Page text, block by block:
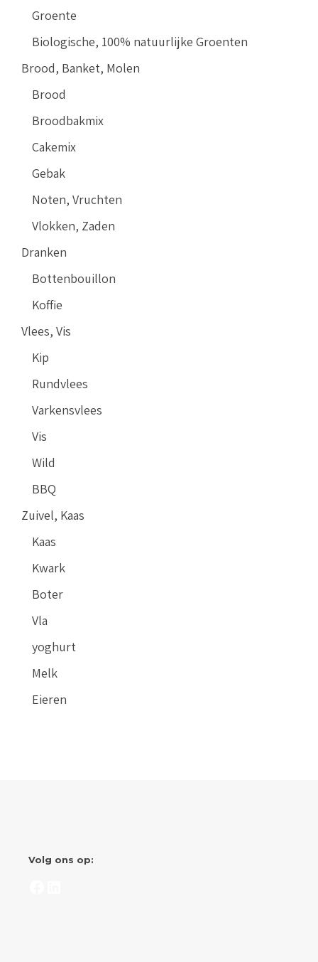
Groente
Biologische, 100% natuurlijke Groenten
Brood, Banket, Molen
Brood
Broodbakmix
Cakemix
Gebak
Noten, Vruchten
Vlokken, Zaden
Dranken
Bottenbouillon
Koffie
Vlees, Vis
Kip
Rundvlees
Varkensvlees
Vis
Wild
BBQ
Zuivel, Kaas
Kaas
Kwark
Boter
Vla
yoghurt
Melk
Eieren
Volg ons op: